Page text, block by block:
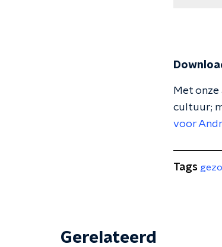
Met onze
cultuur;
voor
Tags
Gerelateerd